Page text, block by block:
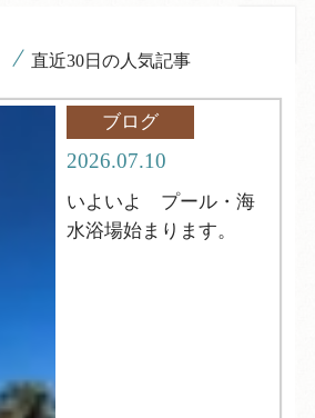
/ 直近30日の人気記事
ブログ
2026.07.10
いよいよ プール・海
水浴場始まります。